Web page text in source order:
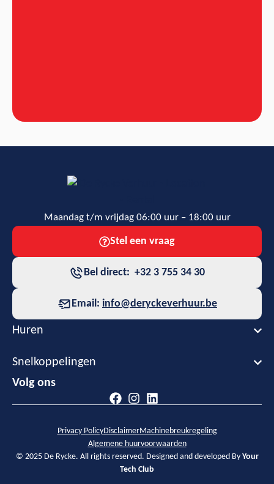
Maandag t/m vrijdag 06:00 uur – 18:00 uur
Stel een vraag
Bel direct: +32 3 755 34 30
Email: info@deryckeverhuur.be
Huren
Snelkoppelingen
Volg ons
© 2025 De Rycke. All rights reserved. Designed and developed By Your
Tech Club
Privacy PolicyDisclaimerMachinebreukregeling
Algemene huurvoorwaarden